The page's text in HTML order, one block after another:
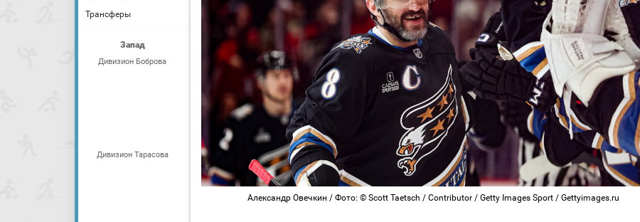
Трансферы
Запад
Дивизион Боброва
Дивизион Тарасова
Александр Овечкин / Фото: © Scott Taetsch / Contributor / Getty Images Sport / Gettyimages.ru